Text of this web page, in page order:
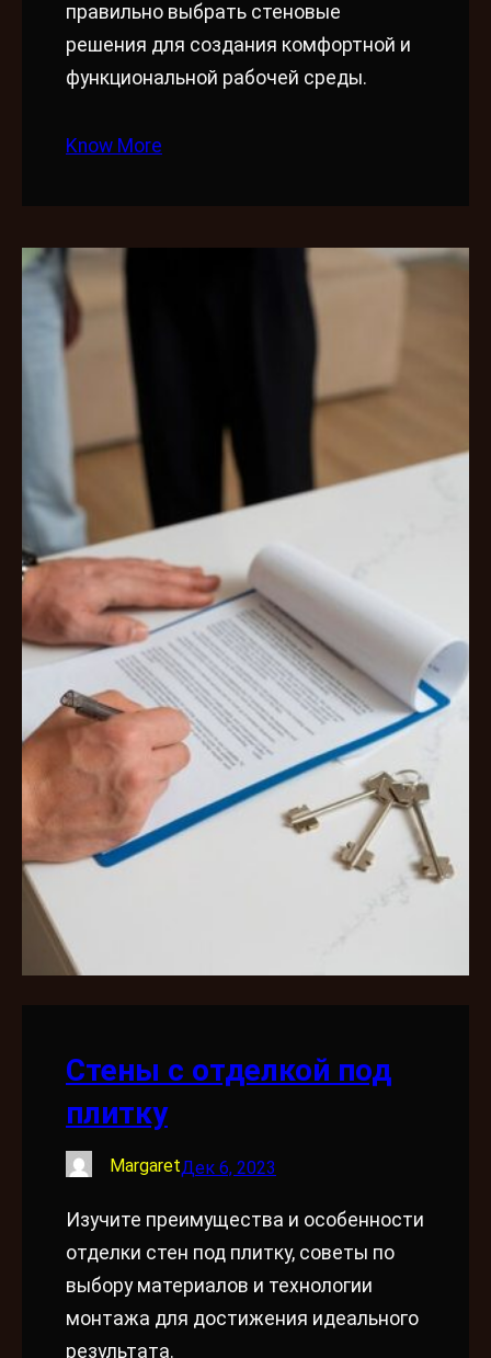
правильно выбрать стеновые
решения для создания комфортной и
функциональной рабочей среды.
Know More
Стены с отделкой под
плитку
MargaretДек 6, 2023
Изучите преимущества и особенности
отделки стен под плитку, советы по
выбору материалов и технологии
монтажа для достижения идеального
результата.